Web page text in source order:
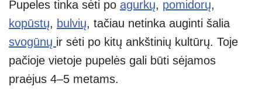
Pupeles tinka sėti po agurkų, pomidorų,
kopūstų, bulvių, tačiau netinka auginti šalia
svogūnų ir sėti po kitų ankštinių kultūrų. Toje
pačioje vietoje pupelės gali būti sėjamos
praėjus 4–5 metams.